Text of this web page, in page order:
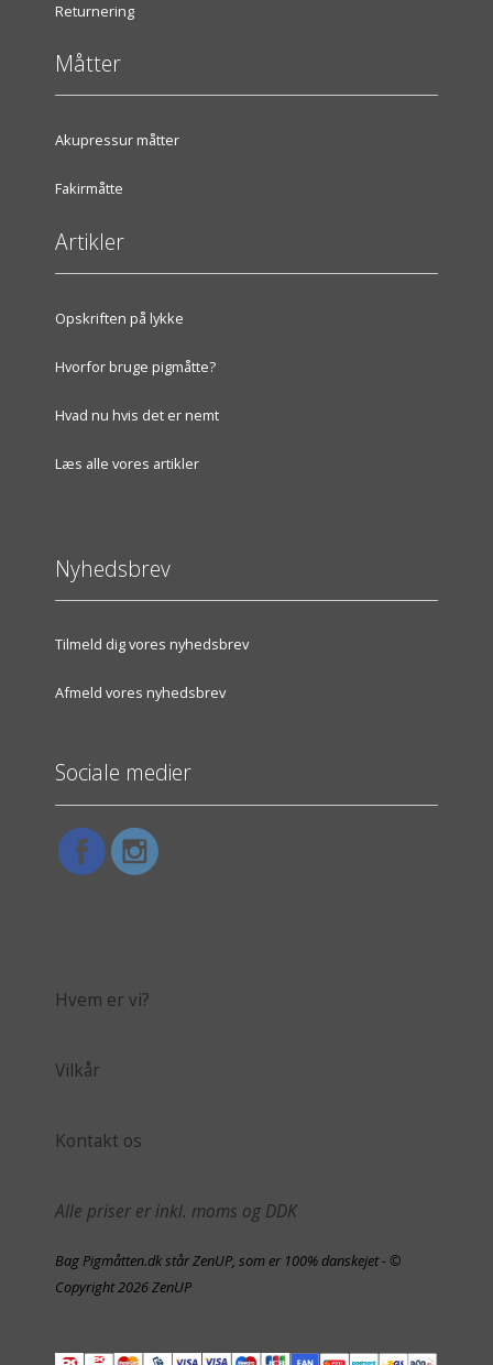
Returnering
Måtter
Akupressur måtter
Fakirmåtte
Artikler
Opskriften på lykke
Hvorfor bruge pigmåtte?
Hvad nu hvis det er nemt
Læs alle vores artikler
Nyhedsbrev
Tilmeld dig vores nyhedsbrev
Afmeld vores nyhedsbrev
Sociale medier
Hvem er vi?
Vilkår
Kontakt os
Alle priser er inkl. moms og DDK
Bag Pigmåtten.dk står ZenUP, som er 100% danskejet - ©
Copyright 2026 ZenUP